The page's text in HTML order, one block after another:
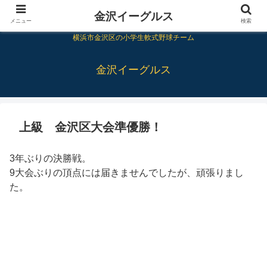
横浜市金沢区の小学生軟式野球チーム
金沢イーグルス
上級 金沢区大会準優勝！
3年ぶりの決勝戦。
9大会ぶりの頂点には届きませんでしたが、頑張りまし
た。
メニュー 金沢イーグルス 検索